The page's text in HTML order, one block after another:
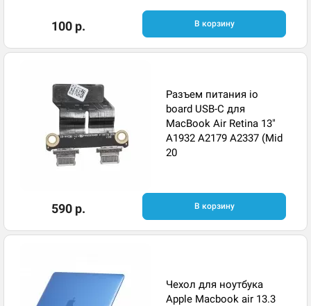
100 р. В корзину
Разъем питания io
board USB-C для
MacBook Air Retina 13"
A1932 A2179 A2337 (Mid
20
590 р. В корзину
Чехол для ноутбука
Apple Macbook air 13.3